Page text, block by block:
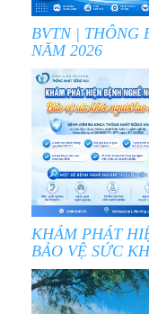
BVTN | THÔNG
NĂM 2026
KHÁM PHÁT
BẢO VỆ SỨC